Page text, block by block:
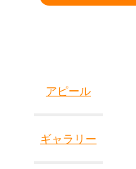
アピール
ギャラリー